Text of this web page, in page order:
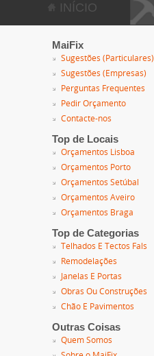
INÍCIO
MaiFix
Sugestões (Particulares)
Sugestões (Empresas)
Perguntas Frequentes
Pedir Orçamento
Contacte-nos
Top de Locais
Orçamentos Lisboa
Orçamentos Porto
Orçamentos Setúbal
Orçamentos Aveiro
Orçamentos Braga
Top de Categorias
Telhados E Tectos Fals
Remodelações
Janelas E Portas
Obras Ou Construções
Chão E Pavimentos
Outras Coisas
Quem Somos